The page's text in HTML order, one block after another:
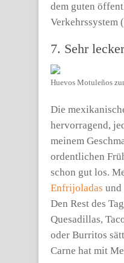
dem guten
Verkehrssystem
7. Sehr
Huevos Motuleños
Die
hervorragend,
meinem
ordentlichen
schon gut los.
Enfrijoladas und
Den Rest des
Quesadillas,
oder Burritos
Carne hat mit